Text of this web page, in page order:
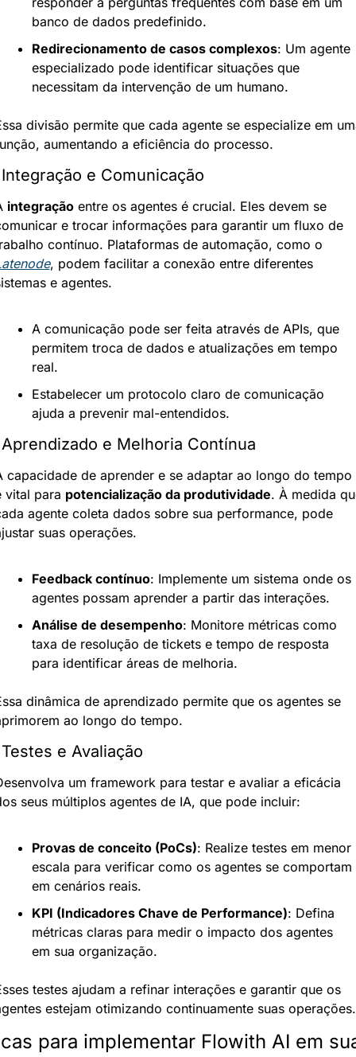
banco de dados predefinido.
Redirecionamento de casos complexos: Um agente
especializado pode identificar situações que
necessitam da intervenção de um humano.
divisão permite que cada agente se especialize em
aumentando a eficiência do processo.
e Comunicação
integração entre os agentes é crucial. Eles devem se
e trocar informações para garantir um fluxo de
, podem facilitar a conexão entre diferentes
e agentes.
A comunicação pode ser feita através de APIs, que
permitem troca de dados e atualizações em tempo
real.
Estabelecer um protocolo claro de comunicação
ajuda a prevenir mal-entendidos.
e Melhoria Contínua
capacidade de aprender e se adaptar ao longo do tempo
vital para potencialização da produtividade. À medida
agente coleta dados sobre sua performance, pode
suas operações.
Feedback contínuo: Implemente um sistema onde os
agentes possam aprender a partir das interações.
Análise de desempenho: Monitore métricas como
taxa de resolução de tickets e tempo de resposta
para identificar áreas de melhoria.
dinâmica de aprendizado permite que os agentes se
ao longo do tempo.
e Avaliação
um framework para testar e avaliar a eficácia
seus múltiplos agentes de IA, que pode incluir:
Provas de conceito (PoCs): Realize testes em menor
escala para verificar como os agentes se comportam
em cenários reais.
KPI (Indicadores Chave de Performance): Defina
métricas claras para medir o impacto dos agentes
em sua organização.
testes ajudam a refinar interações e garantir que os
estejam otimizando continuamente suas operações.
para implementar Flowith AI em